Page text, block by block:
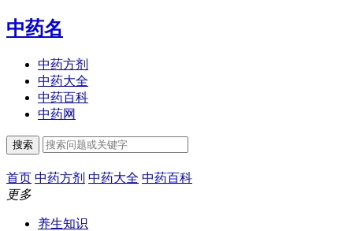
中药名
中药方剂
中药大全
中药百科
中药网
搜索
首页 中药方剂 中药大全 中药百科
更多
养生知识